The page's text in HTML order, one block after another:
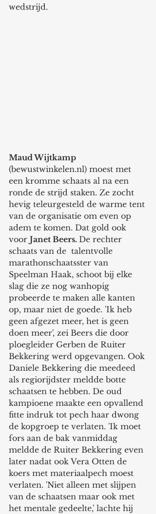
wedstrijd.
Maud Wijtkamp
(bewustwinkelen.nl) moest met
een kromme schaats al na een
ronde de strijd staken. Ze zocht
hevig teleurgesteld de warme tent
van de organisatie om even op
adem te komen. Dat gold ook
voor Janet Beers. De rechter
schaats van de  talentvolle
marathonschaatsster van
Speelman Haak, schoot bij elke
slag die ze nog wanhopig
probeerde te maken alle kanten
op, maar niet de goede. 'Ik heb
geen afgezet meer, het is geen
doen meer', zei Beers die door
ploegleider Gerben de Ruiter
Bekkering werd opgevangen. Ook
Daniele Bekkering die meedeed
als regiorijdster meldde botte
schaatsen te hebben. De oud
kampioene maakte een opvallend
fitte indruk tot pech haar dwong
de kopgroep te verlaten. 'Ik moet
fors aan de bak vanmiddag
meldde de Ruiter Bekkering even
later nadat ook Vera Otten de
koers met materiaalpech moest
verlaten. 'Niet alleen met slijpen
van de schaatsen maar ook met
het mentale gedeelte,' lachte hij